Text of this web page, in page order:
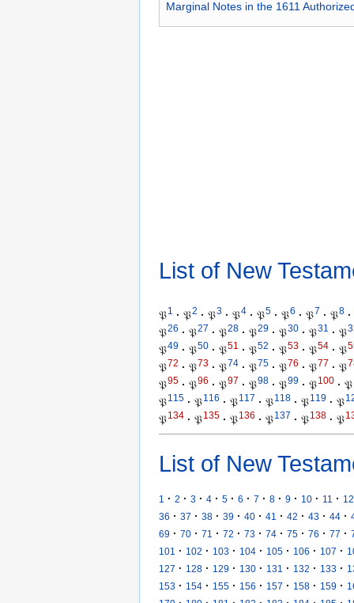
Marginal Notes in the 1611
List of New
𝔓1 · 𝔓2 · 𝔓3 · 𝔓4 · 𝔓5 · 𝔓6 · 𝔓7 · 𝔓8 ·
𝔓26 · 𝔓27 · 𝔓28 · 𝔓29 · 𝔓30 · 𝔓31 · 𝔓
𝔓49 · 𝔓50 · 𝔓51 · 𝔓52 · 𝔓53 · 𝔓54 · 𝔓
𝔓72 · 𝔓73 · 𝔓74 · 𝔓75 · 𝔓76 · 𝔓77 · 𝔓
𝔓95 · 𝔓96 · 𝔓97 · 𝔓98 · 𝔓99 · 𝔓100 · 𝔓
𝔓115 · 𝔓116 · 𝔓117 · 𝔓118 · 𝔓119 · 𝔓
𝔓134 · 𝔓135 · 𝔓136 · 𝔓137 · 𝔓138 · 𝔓
List of New
1 · 2 · 3 · 4 · 5 · 6 · 7 · 8 · 9 · 10 · 11 · 12
36 · 37 · 38 · 39 · 40 · 41 · 42 · 43 · 44 ·
69 · 70 · 71 · 72 · 73 · 74 · 75 · 76 · 77 ·
101
· 102 · 103 · 104 · 105 · 106 · 107 ·
127 · 128 · 129 · 130 · 131 · 132 · 133 ·
153 · 154 · 155 · 156 · 157 · 158 · 159 ·